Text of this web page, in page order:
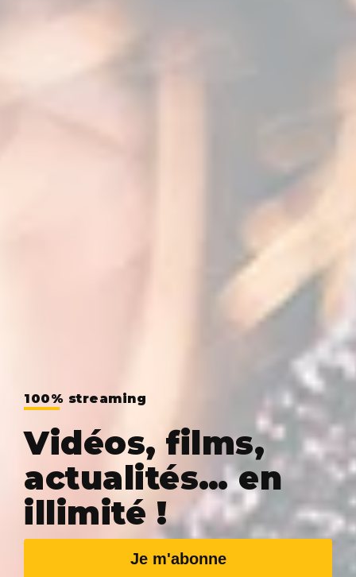
100% streaming
Vidéos, films,
actualités… en
illimité !
Je m'abonne